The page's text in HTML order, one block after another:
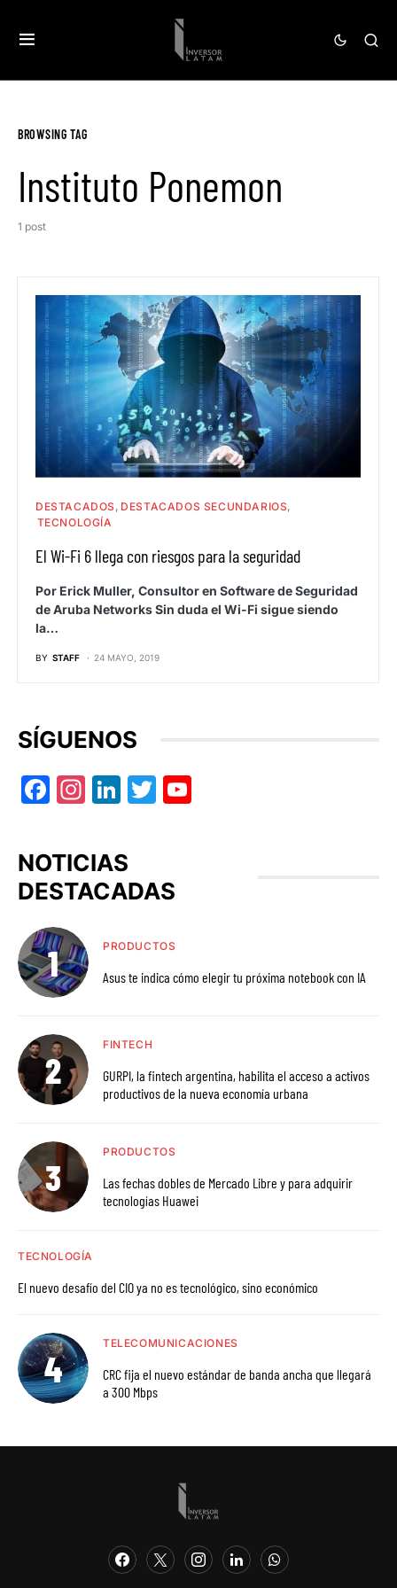
BROWSING TAG
Instituto Ponemon
1 post
DESTACADOS DESTACADOS SECUNDARIOS
TECNOLOGÍA
El Wi-Fi 6 llega con riesgos para la seguridad
Por Erick Muller, Consultor en Software de Seguridad
de Aruba Networks Sin duda el Wi-Fi sigue siendo
la…
BY STAFF 24 MAYO, 2019
SÍGUENOS
Facebook
Instagram
LinkedIn
Twitter
NOTICIAS
DESTACADAS
PRODUCTOS
Asus te indica cómo elegir tu próxima notebook con IA
FINTECH
GURPI, la fintech argentina, habilita el acceso a activos
productivos de la nueva economía urbana
PRODUCTOS
Las fechas dobles de Mercado Libre y para adquirir
tecnologías Huawei
TECNOLOGÍA
El nuevo desafío del CIO ya no es tecnológico, sino económico
TELECOMUNICACIONES
CRC fija el nuevo estándar de banda ancha que llegará
a 300 Mbps